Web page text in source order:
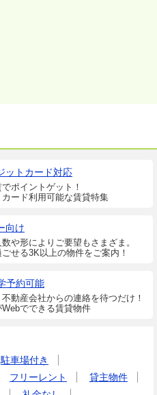
ットカード対応
ポイントゲット！
カード利用可能な賃貸特集
向け
や形によりご要望もさまざま。
せる3K以上の物件をご案内！
予約可能
動産会社からの連絡を待つだけ！
Webでできる賃貸物件
駐車場付き
フリーレント
貸主物件